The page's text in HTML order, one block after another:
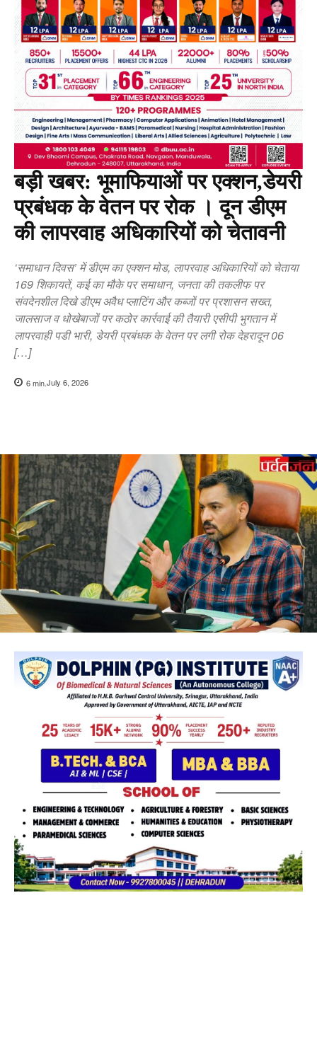
बड़ी खबर: भूमाफियाओं पर एक्शन,डेयरी
प्रबंधक के वेतन पर रोक । दून डीएम
की लापरवाह अधिकारियों को चेतावनी
‘समाधान दिवस’ में डीएम का एक्शन मोड, लापरवाह अधिकारियों को चेताया
169 शिकायतें, कई का मौके पर समाधान, जनता की तकलीफ पर
संवदेनशील दिखे डीएम अवैध प्लाटिंग और कब्जों पर प्रशासन सख्त,
जालसाज व धोखेबाजों पर कठोर कार्रवाई की तैयारी एसीपी भुगतान में
लापरवाही पडी भारी, डेयरी प्रबंधक के वेतन पर लगी रोक देहरादून 06
[…]
6min.July 6, 2026